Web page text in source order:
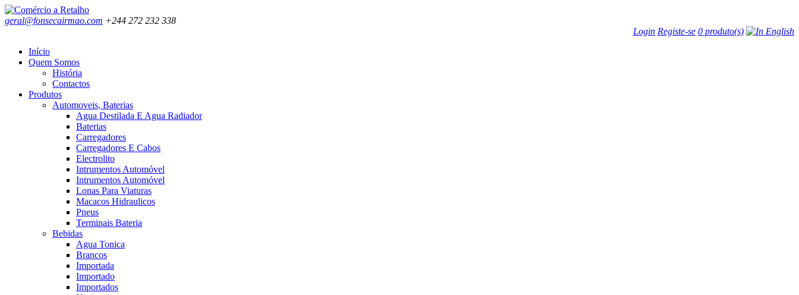
geral@fonsecairmao.com +244 272 232 338
Login Registe-se 0 produto(s)
Início
Quem Somos
História
Contactos
Produtos
Automoveis, Baterias
Agua Destilada E Agua Radiador
Baterias
Carregadores
Carregadores E Cabos
Electrolito
Intrumentos Automóvel
Intrumentos Automóvel
Lonas Para Viaturas
Macacos Hidraulicos
Pneus
Terminais Bateria
Bebidas
Agua Tonica
Brancos
Importada
Importado
Importados